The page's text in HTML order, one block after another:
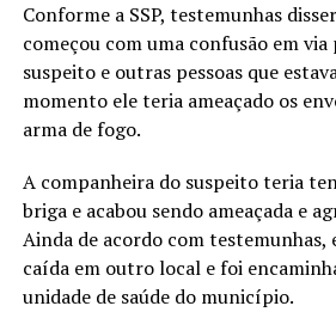
Conforme a SSP, testemunhas
começou com uma confusão em
suspeito e outras pessoas que
momento ele teria ameaçado os
arma de fogo.
A companheira do suspeito teria
briga e acabou sendo ameaçada e
Ainda de acordo com
caída em outro local e foi
unidade de saúde do município.